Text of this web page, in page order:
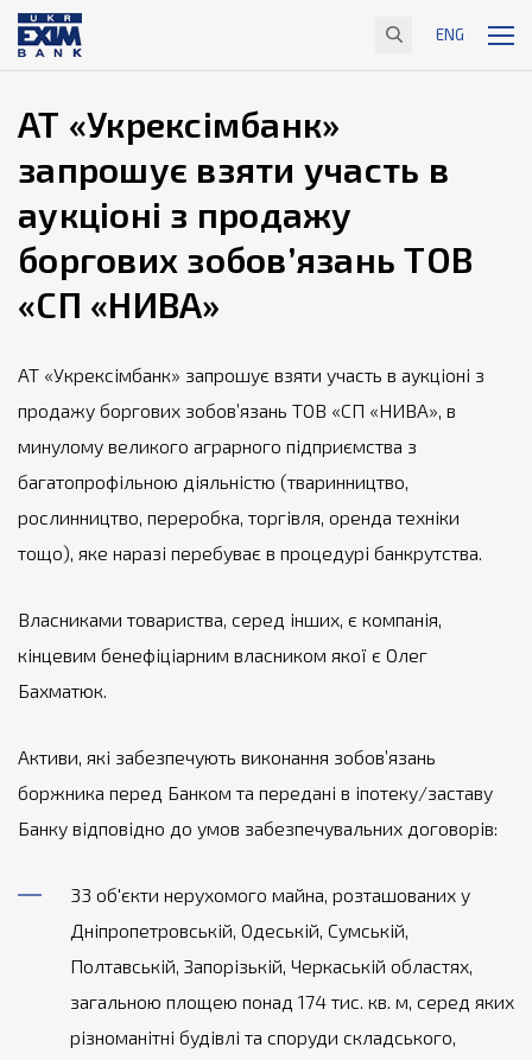
ENG
АТ «Укрексімбанк»
запрошує взяти участь в
аукціоні з продажу
боргових зобов’язань ТОВ
«СП «НИВА»
АТ «Укрексімбанк» запрошує взяти участь в аукціоні з
продажу боргових зобов’язань ТОВ «СП «НИВА», в
минулому великого аграрного підприємства з
багатопрофільною діяльністю (тваринництво,
рослинництво, переробка, торгівля, оренда техніки
тощо), яке наразі перебуває в процедурі банкрутства.
Власниками товариства, серед інших, є компанія,
кінцевим бенефіціарним власником якої є Олег
Бахматюк.
Активи, які забезпечують виконання зобов’язань
боржника перед Банком та передані в іпотеку/заставу
Банку відповідно до умов забезпечувальних договорів:
33 об'єкти нерухомого майна, розташованих у
Дніпропетровській, Одеській, Сумській,
Полтавській, Запорізькій, Черкаській областях,
загальною площею понад 174 тис. кв. м, серед яких
різноманітні будівлі та споруди складського,